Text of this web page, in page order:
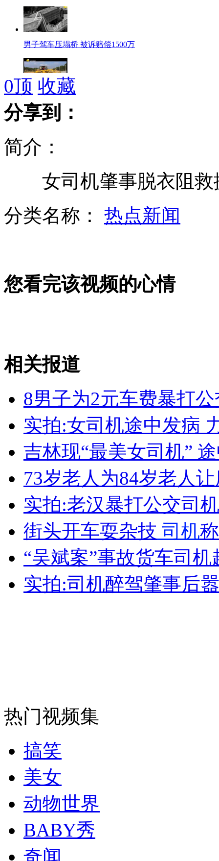
男子驾车压塌桥 被诉赔偿1500万
五岁男童竟熟练操作挖掘机
女歌手蔡龄龄因抑郁跳楼自杀
女孩北京地铁殴打老人 痛下狠手拳打脚踢
无痛分娩是否安全 医生回应
外交部：反对强权政治霸凌主义
外交部：有关国家言论片面不公正
安徽一实载49人客车翻车
司机酒驾遇交警 急速倒车逃窜
0顶 收藏
分享到：
简介：
女司机肇事脱衣阻救
分类名称： 热点新闻
您看完该视频的心情
相关报道
8男子为2元车费暴打
实拍:女司机途中发病
吉林现“最美女司机”
73岁老人为84岁老人
实拍:老汉暴打公交司
街头开车耍杂技 司机
“吴斌案”事故货车司
实拍:司机醉驾肇事后
热门视频集
搞笑
美女
动物世界
BABY秀
奇闻